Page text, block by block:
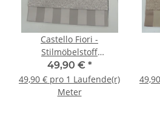
Castello Fiori -
Stilmöbelstoff
Barockstoff
49,90 € *
49,90 € pro 1 Laufende(r)
Meter